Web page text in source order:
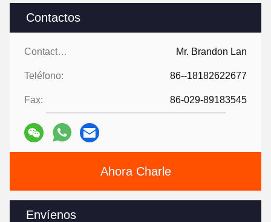
Contactos
Contactos: Mr. Brandon Lan
Teléfono: 86--18182622677
Fax: 86-029-89183545
Ahora Charle
Envíenos